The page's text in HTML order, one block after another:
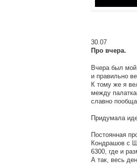
30.07
Про вчера.
Вчера был мой
и правильно
К тому же я
между
славно
Придумала
Постоянная
Кондрашов с
6300, где и
А так, весь